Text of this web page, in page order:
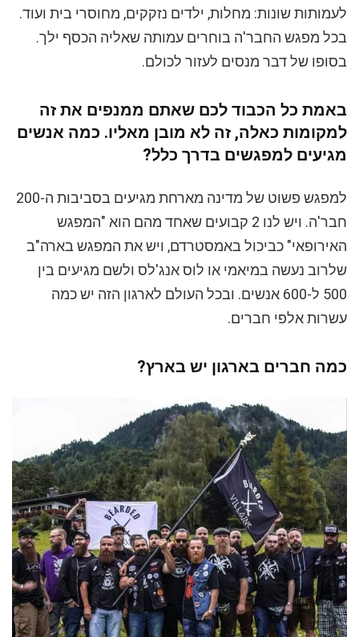
לעמותות שונות: מחלות, ילדים נזקקים, מחוסרי בית ועוד.
בכל מפגש החבר'ה בוחרים עמותה שאליה הכסף ילך.
בסופו של דבר מנסים לעזור לכולם.
באמת כל הכבוד לכם שאתם ממנפים את זה
למקומות כאלה, זה לא מובן מאליו. כמה אנשים
מגיעים למפגשים בדרך כלל?
למפגש פשוט של מדינה מארחת מגיעים בסביבות ה-200
חבר'ה. ויש לנו 2 קבועים שאחד מהם הוא "המפגש
האירופאי" כביכול באמסטרדם, ויש את המפגש בארה"ב
שלרוב נעשה במיאמי או לוס אנג'לס ולשם מגיעים בין
500 ל-600 אנשים. ובכל העולם לארגון הזה יש כמה
עשרות אלפי חברים.
כמה חברים בארגון יש בארץ?